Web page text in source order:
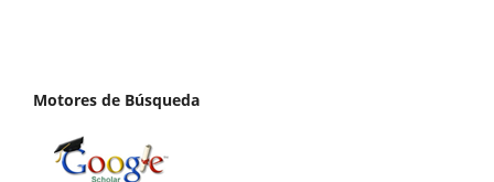
Motores de Búsqueda